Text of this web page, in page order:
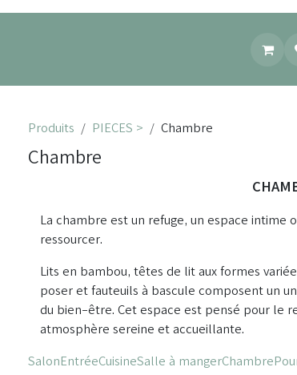
Produits PIECES > Chambre
Chambre
La chambre est un refuge, un espace intime
ressourcer.
Lits en bambou, têtes de lit aux formes
poser et fauteuils à bascule composent un
du bien-être. Cet espace est pensé pour le
atmosphère sereine et accueillante.
SalonEntréeCuisineSalle à mangerChambre